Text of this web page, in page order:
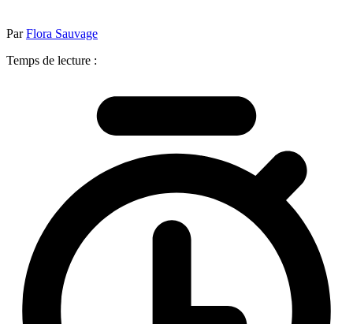
ParFlora Sauvage
Temps de lecture :